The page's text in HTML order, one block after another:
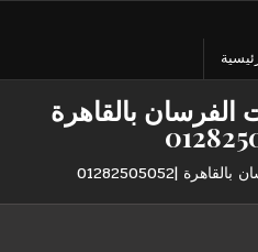
الفرسان بالقاهرة
|01282505052